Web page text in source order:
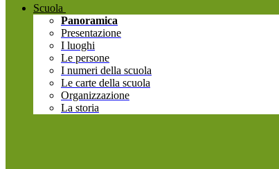
Scuola
Panoramica
Presentazione
I luoghi
Le persone
I numeri della scuola
Le carte della scuola
Organizzazione
La storia